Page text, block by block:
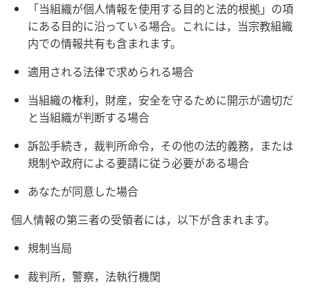
「当組織が個人情報を使用する目的と法的根拠」の項
にある目的に沿っている場合。これには，当宗教組織
内での情報共有も含まれます。
適用される法律で求められる場合
当組織の権利，財産，安全を守るために開示が適切だ
と当組織が判断する場合
訴訟手続き，裁判所命令，その他の法的義務，または
規制や政府による要請に従う必要がある場合
あなたが同意した場合
個人情報の第三者の受領者には，以下が含まれます。
規制当局
裁判所，警察，法執行機関